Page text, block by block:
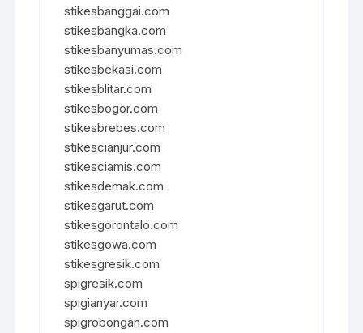
stikesbanggai.com
stikesbangka.com
stikesbanyumas.com
stikesbekasi.com
stikesblitar.com
stikesbogor.com
stikesbrebes.com
stikescianjur.com
stikesciamis.com
stikesdemak.com
stikesgarut.com
stikesgorontalo.com
stikesgowa.com
stikesgresik.com
spigresik.com
spigianyar.com
spigrobongan.com